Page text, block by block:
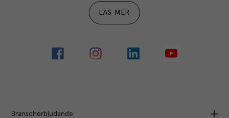
LÄS MER
Branscherbjudande